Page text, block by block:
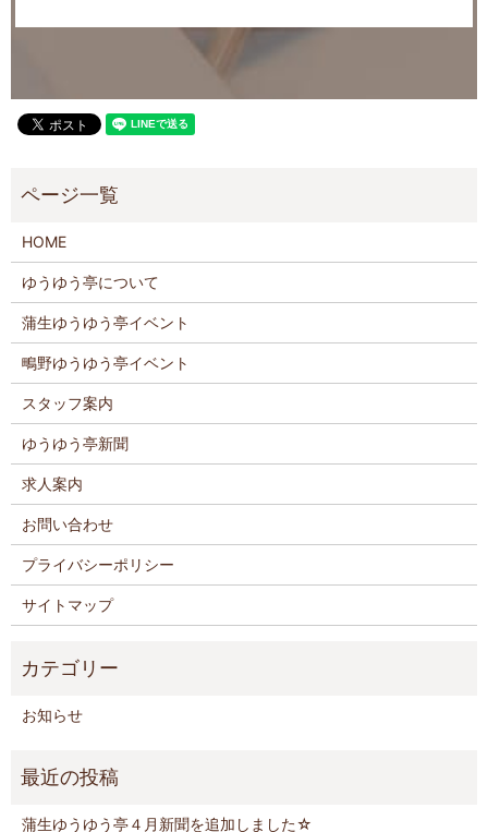
HOME
ゆうゆう亭について
蒲生ゆうゆう亭イベント
鴫野ゆうゆう亭イベント
スタッフ案内
ゆうゆう亭新聞
求人案内
お問い合わせ
プライバシーポリシー
サイトマップ
お知らせ
蒲生ゆうゆう亭４月新聞を追加しました☆